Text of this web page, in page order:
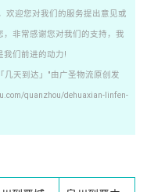
欢迎您对我们的服务提出意见或
非常感谢您对我们的支持，我
我们前进的动力!
天到达」"由广圣物流原创发
quanzhou/dehuaxian-linfen-